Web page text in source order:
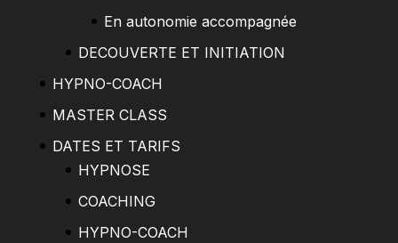
En autonomie accompagnée
DECOUVERTE ET INITIATION
HYPNO-COACH
MASTER CLASS
DATES ET TARIFS
HYPNOSE
COACHING
HYPNO-COACH